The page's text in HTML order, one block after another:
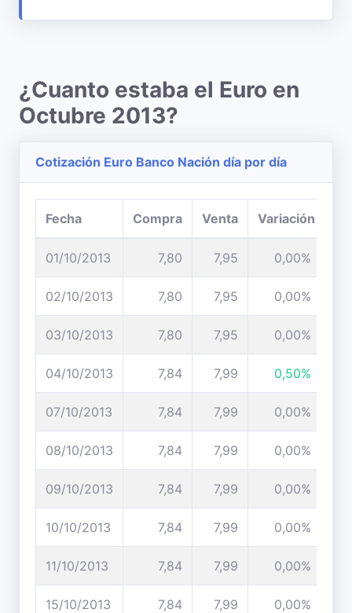
¿Cuanto estaba el Euro en
Octubre 2013?
Cotización Euro Banco Nación día por día
Fecha Compra Venta Variación
01/10/2013 7,80 7,95 0,00%
02/10/2013 7,80 7,95 0,00%
03/10/2013 7,80 7,95 0,00%
04/10/2013 7,84 7,99 0,50%
07/10/2013 7,84 7,99 0,00%
08/10/2013 7,84 7,99 0,00%
09/10/2013 7,84 7,99 0,00%
10/10/2013 7,84 7,99 0,00%
11/10/2013 7,84 7,99 0,00%
15/10/2013 7,84 7,99 0,00%